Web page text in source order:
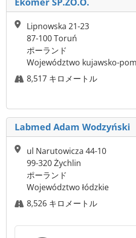
Lipnowska 21-23
87-100 Toruń
ポーランド
Województwo kujawsko-
8,517 キロメートル
Labmed Adam Wodzyński
ul Narutowicza 44-10
99-320 Żychlin
ポーランド
Województwo łódzkie
8,526 キロメートル